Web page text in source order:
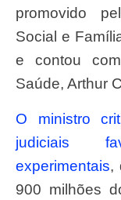
promovido
Social e
e contou
Saúde, Arthur
O ministro criticou o excesso de decisões
judiciais
experimentais,
900 milhões